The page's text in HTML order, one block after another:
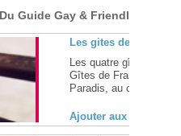
Guide Gay & Friendly
Les gites de Camille,
Les quatre gîtes de
Gîtes de France, vous
Paradis, au cœur des
Ajouter aux favoris